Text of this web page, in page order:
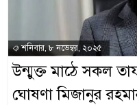
শনিবার, ৮ নভেম্বর, ২০২৫
উন্মুক্ত মাঠে সকল
ঘোষণা মিজানুর